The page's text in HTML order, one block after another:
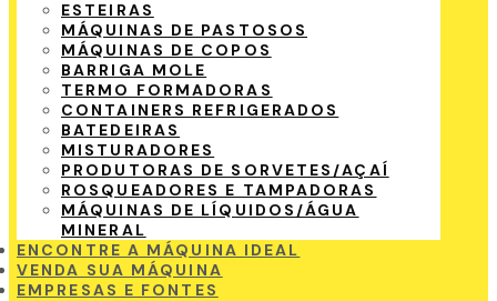
ESTEIRAS
MÁQUINAS DE PASTOSOS
MÁQUINAS DE COPOS
BARRIGA MOLE
TERMO FORMADORAS
CONTAINERS REFRIGERADOS
BATEDEIRAS
MISTURADORES
PRODUTORAS DE SORVETES/AÇAÍ
ROSQUEADORES E TAMPADORAS
MÁQUINAS DE LÍQUIDOS/ÁGUA
MINERAL
ENCONTRE A MÁQUINA IDEAL
VENDA SUA MÁQUINA
EMPRESAS E FONTES